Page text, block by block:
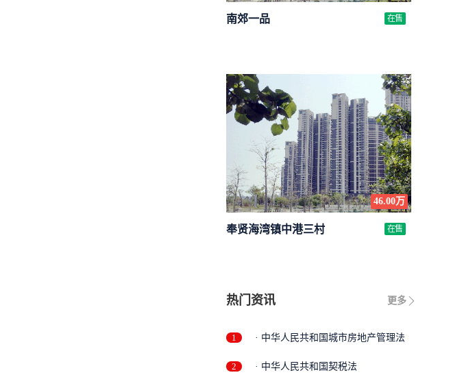
南郊一品 在售
46.00万
奉贤海湾镇中港三村 在售
更多
热门资讯
1 · 中华人民共和国城市房地产管理法
2 · 中华人民共和国契税法